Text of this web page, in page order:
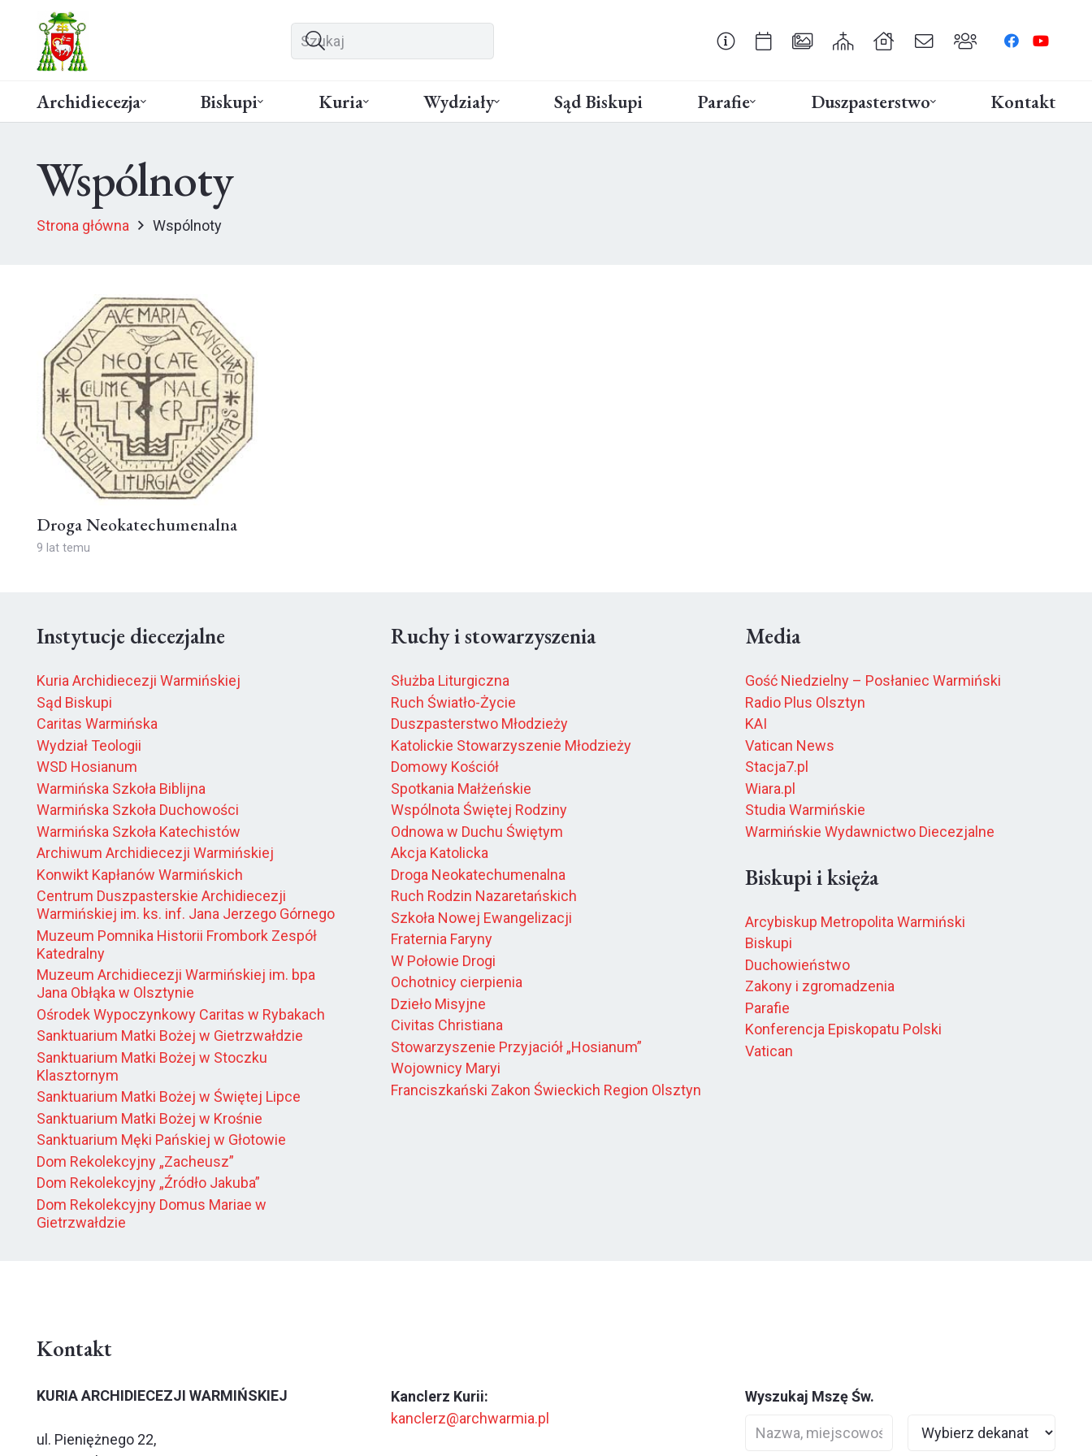
Archidiecezja Biskupi Kuria Wydziały Sąd Biskupi Parafie Duszpasterstwo Kontakt
Wspólnoty
Strona główna Wspólnoty
Droga Neokatechumenalna
9 lat temu
Instytucje diecezjalne
Kuria Archidiecezji Warmińskiej
Sąd Biskupi
Caritas Warmińska
Wydział Teologii
WSD Hosianum
Warmińska Szkoła Biblijna
Warmińska Szkoła Duchowości
Warmińska Szkoła Katechistów
Archiwum Archidiecezji Warmińskiej
Konwikt Kapłanów Warmińskich
Centrum Duszpasterskie Archidiecezji
Warmińskiej im. ks. inf. Jana Jerzego Górnego
Muzeum Pomnika Historii Frombork Zespół
Katedralny
Muzeum Archidiecezji Warmińskiej im. bpa
Jana Obłąka w Olsztynie
Ośrodek Wypoczynkowy Caritas w Rybakach
Sanktuarium Matki Bożej w Gietrzwałdzie
Sanktuarium Matki Bożej w Stoczku
Klasztornym
Sanktuarium Matki Bożej w Świętej Lipce
Sanktuarium Matki Bożej w Krośnie
Sanktuarium Męki Pańskiej w Głotowie
Dom Rekolekcyjny „Zacheusz”
Dom Rekolekcyjny „Źródło Jakuba”
Dom Rekolekcyjny Domus Mariae w
Gietrzwałdzie
Ruchy i stowarzyszenia
Służba Liturgiczna
Ruch Światło-Życie
Duszpasterstwo Młodzieży
Katolickie Stowarzyszenie Młodzieży
Domowy Kościół
Spotkania Małżeńskie
Wspólnota Świętej Rodziny
Odnowa w Duchu Świętym
Akcja Katolicka
Droga Neokatechumenalna
Ruch Rodzin Nazaretańskich
Szkoła Nowej Ewangelizacji
Fraternia Faryny
W Połowie Drogi
Ochotnicy cierpienia
Dzieło Misyjne
Civitas Christiana
Stowarzyszenie Przyjaciół „Hosianum”
Wojownicy Maryi
Franciszkański Zakon Świeckich Region Olsztyn
Media
Gość Niedzielny – Posłaniec Warmiński
Radio Plus Olsztyn
KAI
Vatican News
Stacja7.pl
Wiara.pl
Studia Warmińskie
Warmińskie Wydawnictwo Diecezjalne
Biskupi i księża
Arcybiskup Metropolita Warmiński
Biskupi
Duchowieństwo
Zakony i zgromadzenia
Parafie
Konferencja Episkopatu Polski
Vatican
Kontakt
KURIA ARCHIDIECEZJI WARMIŃSKIEJ
ul. Pieniężnego 22,
Kanclerz Kurii:
kanclerz@archwarmia.pl
Wyszukaj Mszę Św.